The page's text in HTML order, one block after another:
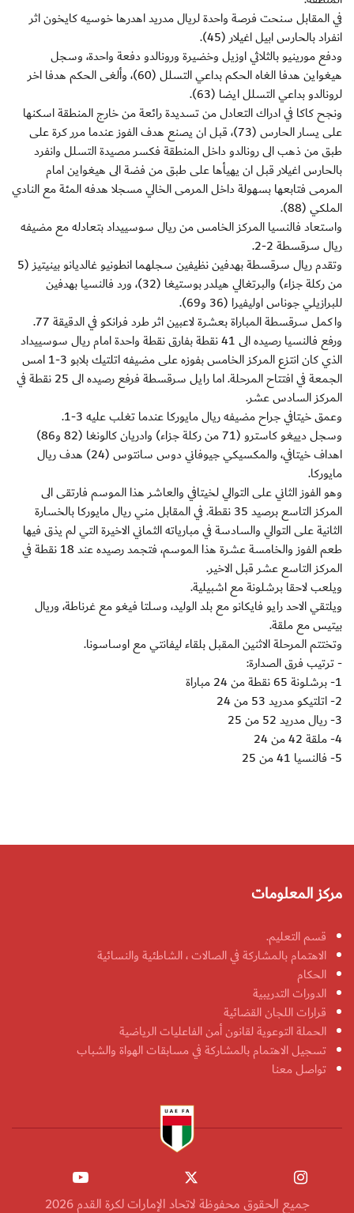
في المقابل سنحت فرصة واحدة لريال مدريد اهدرها خوسيه كايخون اثر
انفراد بالحارس ابيل اغيلار (45).
ودفع مورينيو بالثلاثي اوزيل وخضيرة ورونالدو دفعة واحدة، وسجل
هيغواين هدفا الغاه الحكم بداعي التسلل (60)، وألغى الحكم هدفا اخر
لرونالدو بداعي التسلل ايضا (63).
ونجح كاكا في ادراك التعادل من تسديدة رائعة من خارج المنطقة اسكنها
على يسار الحارس (73)، قبل ان يصنع هدف الفوز عندما مرر كرة على
طبق من ذهب الى رونالدو داخل المنطقة فكسر مصيدة التسلل وانفرد
بالحارس اغيلار قبل ان يهيأها على طبق من فضة الى هيغواين امام
المرمى فتابعها بسهولة داخل المرمى الخالي مسجلا هدفه المئة مع النادي
الملكي (88).
واستعاد فالنسيا المركز الخامس من ريال سوسييداد بتعادله مع مضيفه
ريال سرقسطة 2-2.
وتقدم ريال سرقسطة بهدفين نظيفين سجلهما انطونيو غالديانو بينيتيز (5
من ركلة جزاء) والبرتغالي هيلدر بوستيغا (32)، ورد فالنسيا بهدفين
للبرازيلي جوناس اوليفيرا (36 و69).
واكمل سرقسطة المباراة بعشرة لاعبين اثر طرد فرانكو في الدقيقة 77.
ورفع فالنسيا رصيده الى 41 نقطة بفارق نقطة واحدة امام ريال سوسييداد
الذي كان انتزع المركز الخامس بفوزه على مضيفه اتلتيك بلابو 3-1 امس
الجمعة في افتتاح المرحلة. اما رايل سرقسطة فرفع رصيده الى 25 نقطة في
المركز السادس عشر.
وعمق خيتافي جراح مضيفه ريال مايوركا عندما تغلب عليه 3-1.
وسجل دييغو كاسترو (71 من ركلة جزاء) وادريان كالونغا (82 و86)
اهداف خيتافي، والمكسيكي جيوفاني دوس سانتوس (24) هدف ريال
مايوركا.
وهو الفوز الثاني على التوالي لخيتافي والعاشر هذا الموسم فارتقى الى
المركز التاسع برصيد 35 نقطة. في المقابل مني ريال مايوركا بالخسارة
الثانية على التوالي والسادسة في مبارياته الثماني الاخيرة التي لم يذق فيها
طعم الفوز والخامسة عشرة هذا الموسم، فتجمد رصيده عند 18 نقطة في
المركز التاسع عشر قبل الاخير.
ويلعب لاحقا برشلونة مع اشبيلية.
ويلتقي الاحد رايو فايكانو مع بلد الوليد، وسلتا فيغو مع غرناطة، وريال
بيتيس مع ملقة.
وتختتم المرحلة الاثنين المقبل بلقاء ليفانتي مع اوساسونا.
- ترتيب فرق الصدارة:
1- برشلونة 65 نقطة من 24 مباراة
2- اتلتيكو مدريد 53 من 24
3- ريال مدريد 52 من 25
4- ملقة 42 من 24
5- فالنسيا 41 من 25
مركز المعلومات
قسم التعليم.
الاهتمام بالمشاركة في الصالات ، الشاطئية والنسائية
الحكام
الدورات التدريبية
قرارات اللجان القضائية
الحملة التوعوية لقانون أمن الفاعليات الرياضية
تسجيل الاهتمام بالمشاركة في مسابقات الهواة والشباب
تواصل معنا
جميع الحقوق محفوظة لاتحاد الإمارات لكرة القدم 2026